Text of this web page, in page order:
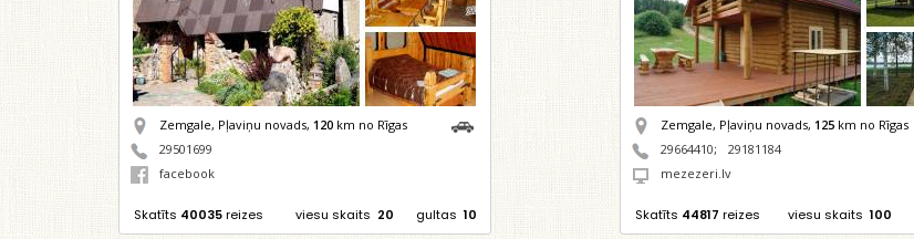
Zemgale, Pļaviņu novads, 120km no Rīgas
29501699
facebook
Skatīts 40035reizes gultas 10
viesu skaits 20
Zemgale, Pļaviņu novads,125 km no Rīgas
29664410;
29181184
mezezeri.lv
Skatīts 44817 reizes viesu skaits 100